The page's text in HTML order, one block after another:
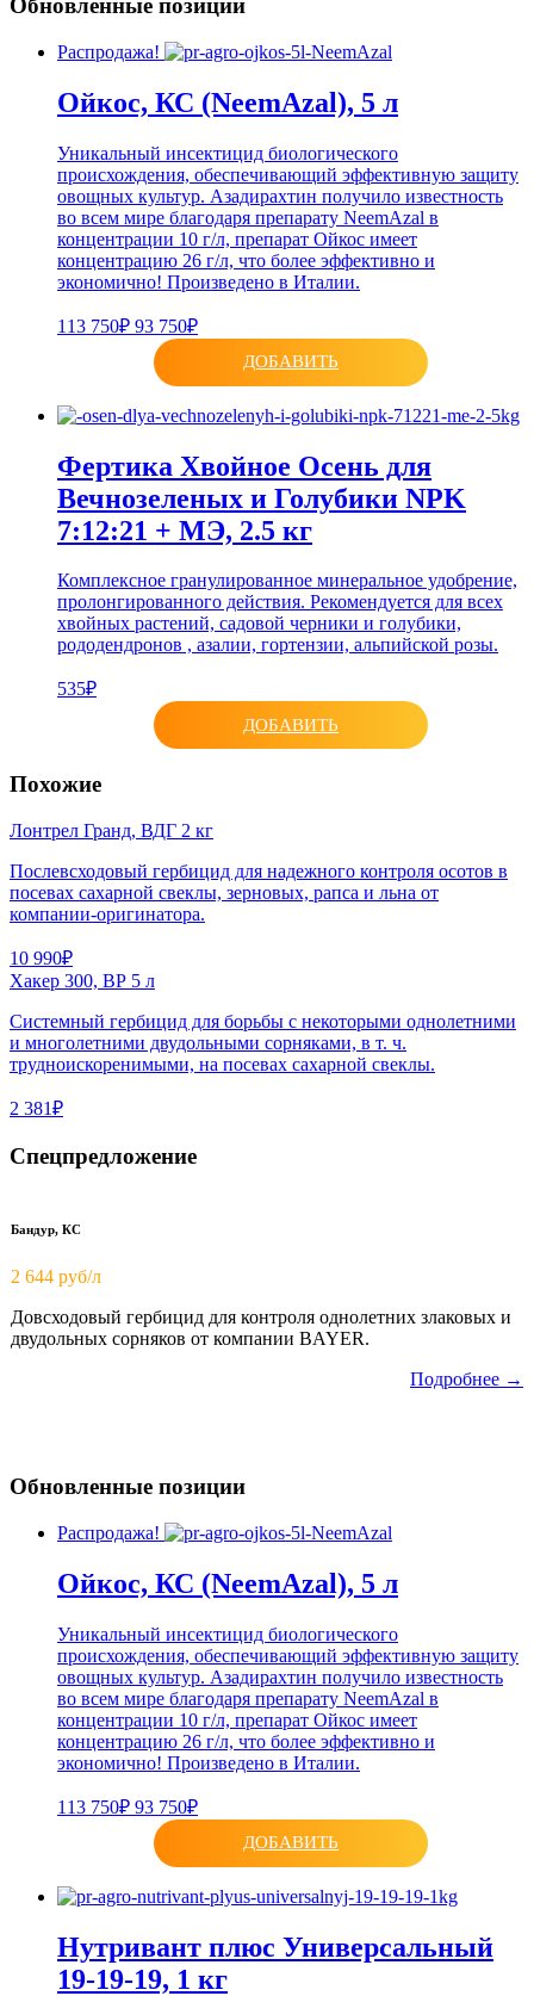
Обновленные позиции
Распродажа!
Ойкос, КС (NeemAzal), 5 л
Уникальный инсектицид биологического
происхождения, обеспечивающий эффективную защиту
овощных культур. Азадирахтин получило известность
во всем мире благодаря препарату NeemAzal в
концентрации 10 г/л, препарат Ойкос имеет
концентрацию 26 г/л, что более эффективно и
экономично! Произведено в Италии.
113 750₽ 93 750₽
ДОБАВИТЬ
Фертика Хвойное Осень для
Вечнозеленых и Голубики NPK
7:12:21 + МЭ, 2.5 кг
Комплексное гранулированное минеральное удобрение,
пролонгированного действия. Рекомендуется для всех
хвойных растений, садовой черники и голубики,
рододендронов , азалии, гортензии, альпийской розы.
535₽
ДОБАВИТЬ
Похожие
Лонтрел Гранд, ВДГ 2 кг
Послевсходовый гербицид для надежного контроля осотов в
посевах сахарной свеклы, зерновых, рапса и льна от
компании-оригинатора.
10 990₽
Хакер 300, ВР 5 л
Системный гербицид для борьбы с некоторыми однолетними
и многолетними двудольными сорняками, в т. ч.
трудноискоренимыми, на посевах сахарной свеклы.
2 381₽
Спецпредложение
Бандур, КС
2 644 руб/л
Довсходовый гербицид для контроля однолетних злаковых и
двудольных сорняков от компании BAYER.
Подробнее →
Обновленные позиции
Распродажа!
Ойкос, КС (NeemAzal), 5 л
Уникальный инсектицид биологического
происхождения, обеспечивающий эффективную защиту
овощных культур. Азадирахтин получило известность
во всем мире благодаря препарату NeemAzal в
концентрации 10 г/л, препарат Ойкос имеет
концентрацию 26 г/л, что более эффективно и
экономично! Произведено в Италии.
113 750₽ 93 750₽
ДОБАВИТЬ
Нутривант плюс Универсальный
19-19-19, 1 кг